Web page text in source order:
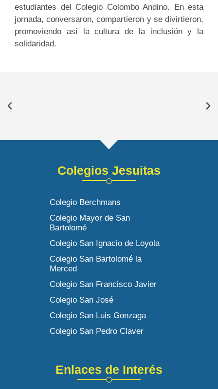
estudiantes del Colegio Colombo Andino. En esta
jornada, conversaron, compartieron y se divirtieron,
promoviendo así la cultura de la inclusión y la
solidaridad.
Colegios Jesuitas
Colegio Berchmans
Colegio Mayor de San
Bartolomé
Colegio San Ignacio de Loyola
Colegio San Bartolomé la
Merced
Colegio San Francisco Javier
Colegio San José
Colegio San Luis Gonzaga
Colegio San Pedro Claver
Enlaces de Interés